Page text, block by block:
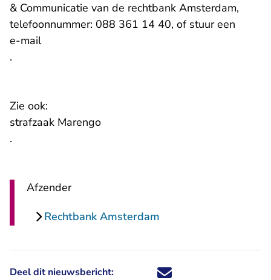
& Communicatie van de rechtbank Amsterdam,
telefoonnummer: 088 361 14 40, of stuur een
e-mail- U verlaat Rechtspraak.nl
.
Zie ook:
strafzaak Marengo
.
Afzender
Rechtbank Amsterdam
Deel dit nieuwsbericht: Deel dit nieuwsbericht via X -
Deel dit nieuwsbericht via
Deel dit nieuwsbericht
Deel dit